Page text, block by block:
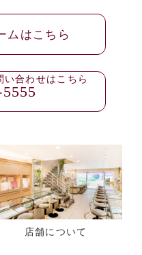
ムはこちら
い合わせはこちら
店舗について